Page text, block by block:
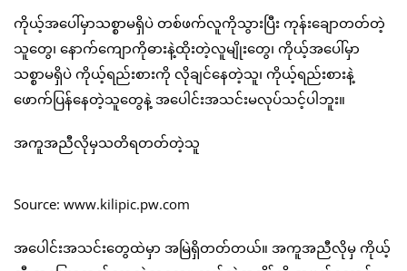
ကိုယ့်အပေါ်မှာသစ္စာမရှိပဲ တစ်ဖက်လူကိုသွားပြီး ကုန်းချောတတ်တဲ့
သူတွေ၊ နောက်ကျောကိုဓားနဲ့ထိုးတဲ့လူမျိုးတွေ၊ ကိုယ့်အပေါ်မှာ
သစ္စာမရှိပဲ ကိုယ့်ရည်းစားကို လိုချင်နေတဲ့သူ၊ ကိုယ့်ရည်းစားနဲ့
ဖောက်ပြန်နေတဲ့သူတွေနဲ့ အပေါင်းအသင်းမလုပ်သင့်ပါဘူး။
အကူအညီလိုမှသတိရတတ်တဲ့သူ
Source: www.kilipic.pw.com
အပေါင်းအသင်းတွေထဲမှာ အမြဲရှိတတ်တယ်။ အကူအညီလိုမှ ကိုယ့်